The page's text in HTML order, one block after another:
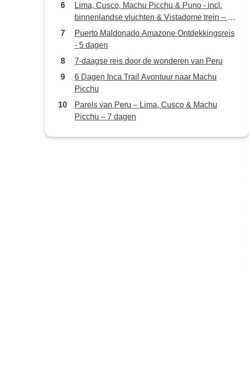
Lima, Cusco, Machu Picchu & Puno - incl.
binnenlandse vluchten & Vistadome trein – 8
dagen
Puerto Maldonado Amazone Ontdekkingsreis
- 5 dagen
7-daagse reis door de wonderen van Peru
6 Dagen Inca Trail Avontuur naar Machu
Picchu
Parels van Peru – Lima, Cusco & Machu
Picchu – 7 dagen